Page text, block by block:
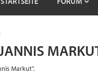
Markut".